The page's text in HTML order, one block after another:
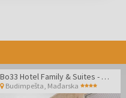
Bo33 Hotel Family & Suites - Wellness odmor u Budimpešti
Budimpešta Mađarska